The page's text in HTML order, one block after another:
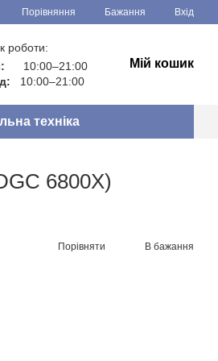
Порівняння Бажання Вхід
роботи:
10:00–21:00
10:00–21:00
Мій кошик
техніка
6800X)
Порівняти В бажання